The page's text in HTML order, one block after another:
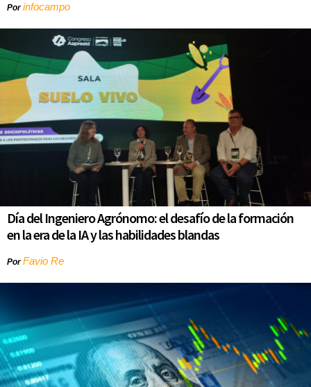
Porinfocampo
Día del Ingeniero Agrónomo: el desafío de la formación
en la era de la IA y las habilidades blandas
PorFavio Re